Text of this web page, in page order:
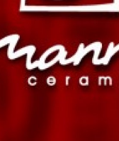
`УРЯДОВИЙ КУР`ЄР`
`ІНТЕРНАУКА`
CLUB
ПУТІНЦЕВА